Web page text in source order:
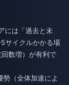
には「過去と未
サイクルかかる場
数増）が有利で
勢（全体加速によ